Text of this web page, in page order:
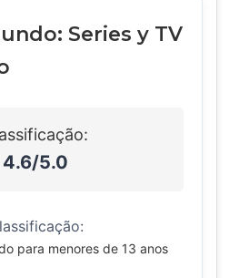
Series y TV
4.6/5.0
para menores de 13 anos